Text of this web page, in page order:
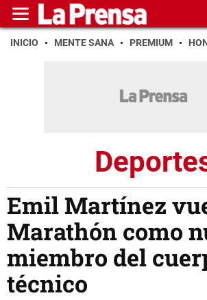
INICIO MENTE SANA PREMIUM
Emil Martínez
Marathón como
miembro del
técnico